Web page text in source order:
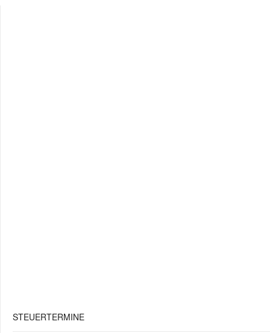
STEUERTERMINE